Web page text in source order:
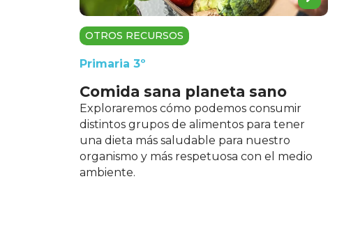
OTROS RECURSOS
Primaria 3º
Comida sana planeta sano
Exploraremos cómo podemos consumir
distintos grupos de alimentos para tener
una dieta más saludable para nuestro
organismo y más respetuosa con el medio
ambiente.